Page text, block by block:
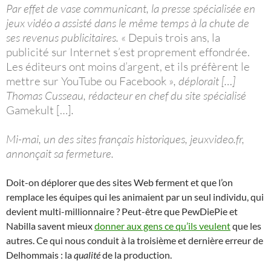
Par effet de vase communicant, la presse spécialisée en
jeux vidéo a assisté dans le même temps à la chute de
ses revenus publicitaires. « Depuis trois ans, la
publicité sur Internet s’est proprement effondrée.
Les éditeurs ont moins d’argent, et ils préfèrent le
mettre sur YouTube ou Facebook », déplorait […]
Thomas Cusseau, rédacteur en chef du site spécialisé
Gamekult […].
Mi-mai, un des sites français historiques, jeuxvideo.fr,
annonçait sa fermeture.
Doit-on déplorer que des sites Web ferment et que l’on
remplace les équipes qui les animaient par un seul individu, qui
devient multi-millionnaire ? Peut-être que PewDiePie et
Nabilla savent mieuxdonner aux gens ce qu’ils veulentque les
autres. Ce qui nous conduit à la troisième et dernière erreur de
Delhommais : laqualitéde la production.